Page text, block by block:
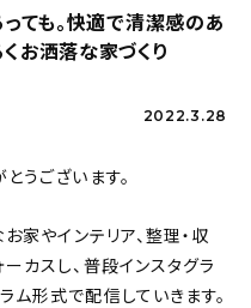
っても。快適で清潔感のあ
お洒落な家づくり
2022.3.28
うございます。
家やインテリア、整理・収
カスし、普段インスタグラ
形式で配信していきます。